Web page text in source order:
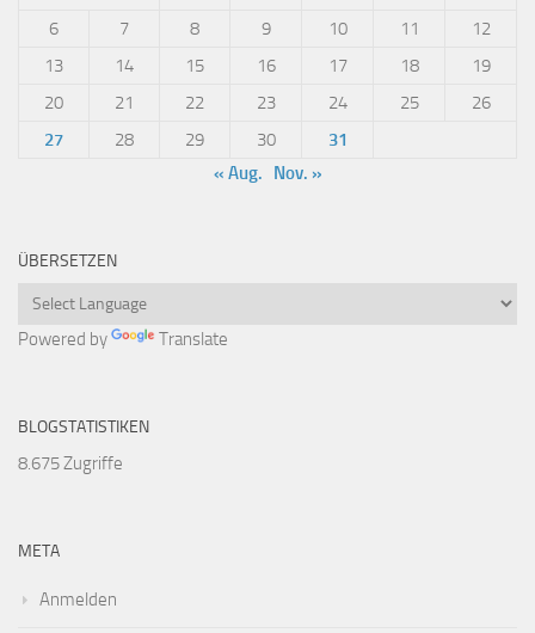
6
7 8 9 10 11
12
13
14 15 16 17 18
19
20
21 22 23 24 25
26
27
28 29 30
31
« Aug.
Nov. »
ÜBERSETZEN
Powered by Translate
BLOGSTATISTIKEN
8.675 Zugriffe
META
Anmelden